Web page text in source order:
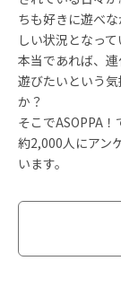
ちも好きに遊べ
しい状況となって
本当であれば、連
遊びたいという
か？
そこでASOPPA
約2,000人にアン
います。